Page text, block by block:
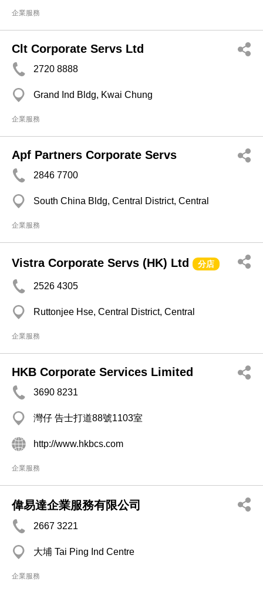
企業服務
Clt Corporate Servs Ltd
2720 8888
Grand Ind Bldg, Kwai Chung
企業服務
Apf Partners Corporate Servs
2846 7700
South China Bldg, Central District, Central
企業服務
Vistra Corporate Servs (HK) Ltd 分店
2526 4305
Ruttonjee Hse, Central District, Central
企業服務
HKB Corporate Services Limited
3690 8231
灣仔 告士打道88號1103室
http://www.hkbcs.com
企業服務
偉易達企業服務有限公司
2667 3221
大埔 Tai Ping Ind Centre
企業服務